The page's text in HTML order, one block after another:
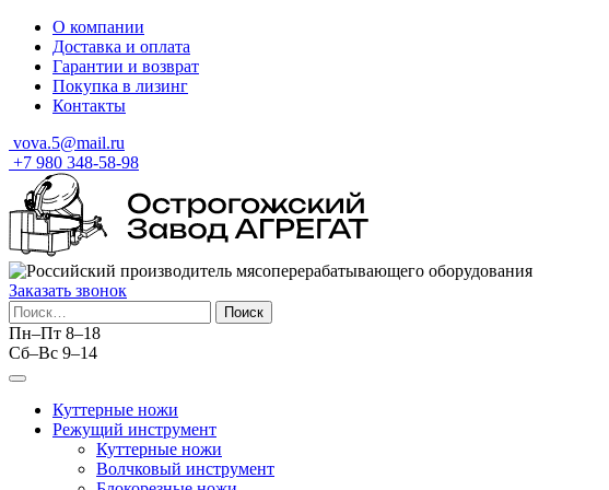
Skip
content
О компании
Доставка и оплата
Гарантии и возврат
Покупка в лизинг
Контакты
vova.5@mail.ru
+7 980 348-58-98
Заказать звонок
Найти:
Пн–Пт 8–18
Сб–Вс 9–14
Куттерные ножи
Режущий инструмент
Куттерные ножи
Волчковый инструмент